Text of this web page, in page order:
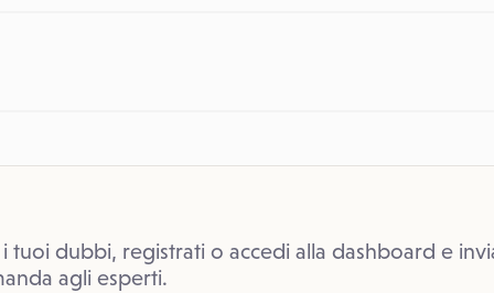
tuoi dubbi, registrati o accedi alla dashboard e
agli esperti.